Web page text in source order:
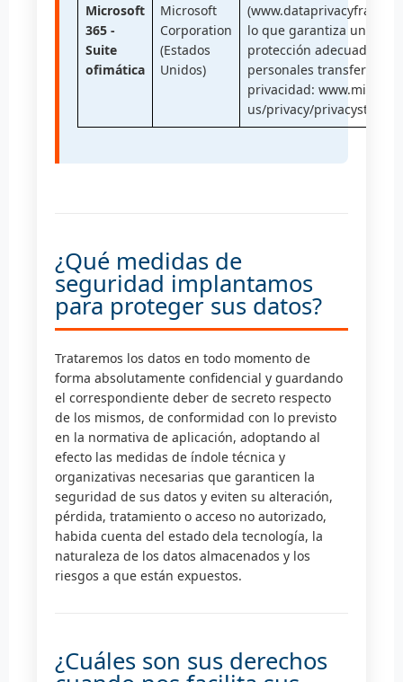
Microsoft
365 -
Suite
ofimática
Microsoft
Corporation
(Estados
Unidos)
lo que garantiza un nivel
protección adecuado de
personales transferidos.
privacidad:
us/privacy/
¿Qué medidas de
seguridad implantamos
para proteger sus datos?
Trataremos los datos en todo momento de
forma absolutamente confidencial y guardando
el correspondiente deber de secreto respecto
de los mismos, de conformidad con lo previsto
en la normativa de aplicación, adoptando al
efecto las medidas de índole técnica y
organizativas necesarias que garanticen la
seguridad de sus datos y eviten su alteración,
pérdida, tratamiento o acceso no autorizado,
habida cuenta del estado dela tecnología, la
naturaleza de los datos almacenados y los
riesgos a que están expuestos.
¿Cuáles son sus derechos